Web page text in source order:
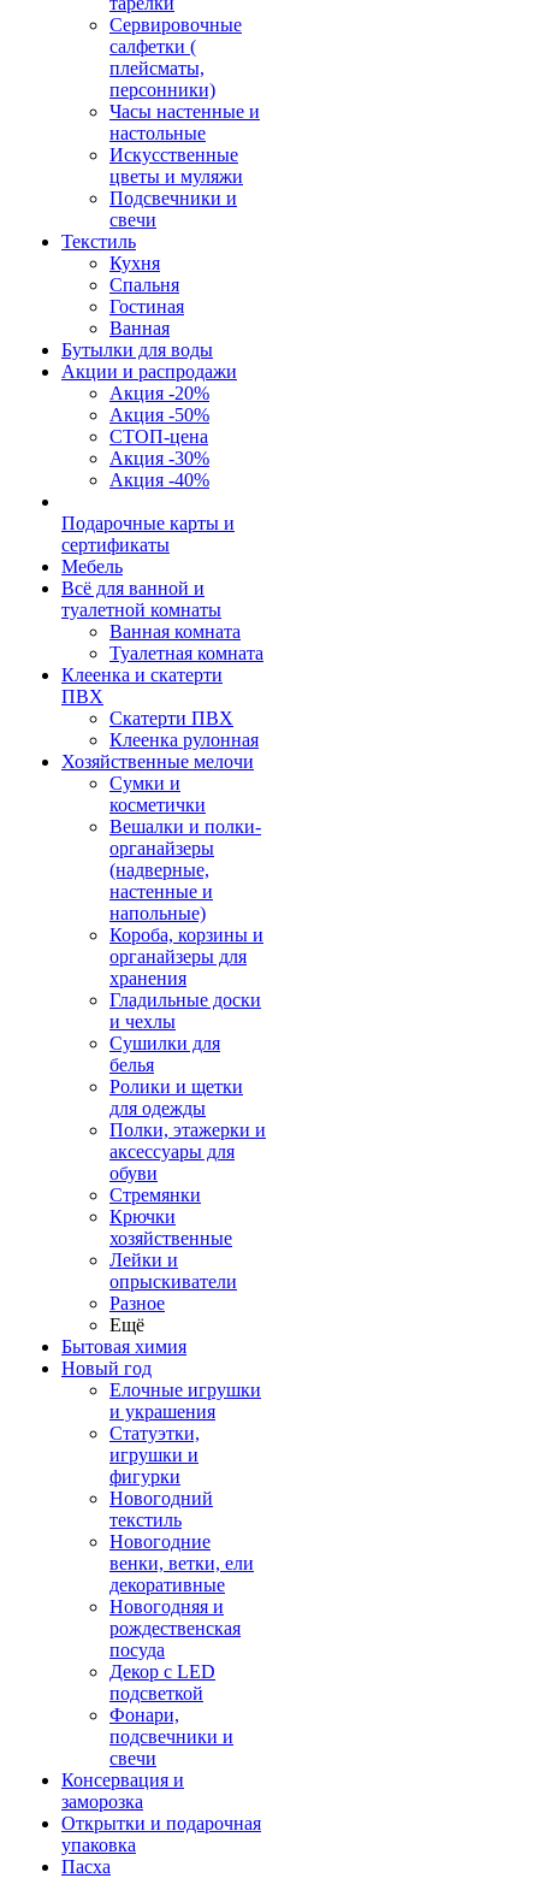
Сервировочные
салфетки (
плейсматы,
персонники)
Часы настенные и
настольные
Искусственные
цветы и муляжи
Подсвечники и
свечи
Текстиль
Кухня
Спальня
Гостиная
Ванная
Бутылки для воды
Акции и распродажи
Акция -20%
Акция -50%
СТОП-цена
Акция -30%
Акция -40%
Подарочные карты и
сертификаты
Мебель
Всё для ванной и
туалетной комнаты
Ванная комната
Туалетная комната
Клеенка и скатерти
ПВХ
Скатерти ПВХ
Клеенка рулонная
Хозяйственные мелочи
Сумки и
косметички
Вешалки и полки-
органайзеры
(надверные,
настенные и
напольные)
Короба, корзины и
органайзеры для
хранения
Гладильные доски
и чехлы
Сушилки для
белья
Ролики и щетки
для одежды
Полки, этажерки и
аксессуары для
обуви
Стремянки
Крючки
хозяйственные
Лейки и
опрыскиватели
Разное
Ещё
Бытовая химия
Новый год
Елочные игрушки
и украшения
Статуэтки,
игрушки и
фигурки
Новогодний
текстиль
Новогодние
венки, ветки, ели
декоративные
Новогодняя и
рождественская
посуда
Декор с LED
подсветкой
Фонари,
подсвечники и
свечи
Консервация и
заморозка
Открытки и подарочная
упаковка
Пасха